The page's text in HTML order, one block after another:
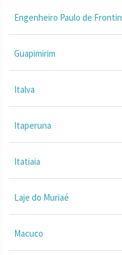
Engenheiro Paulo de Frontin
Guapimirim
Italva
Itaperuna
Itatiaia
Laje do Muriaé
Macuco